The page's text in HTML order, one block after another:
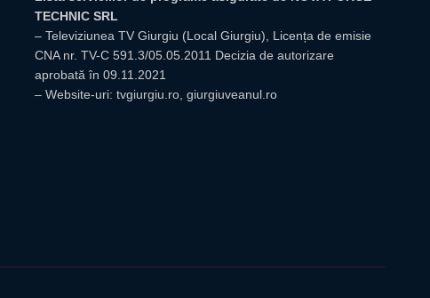
TECHNIC SRL
– Televiziunea TV Giurgiu (Local Giurgiu), Licența de emisie
CNA nr. TV-C 591.3/05.05.2011 Decizia de autorizare
aprobată în 09.11.2021
– Website-uri: tvgiurgiu.ro, giurgiuveanul.ro